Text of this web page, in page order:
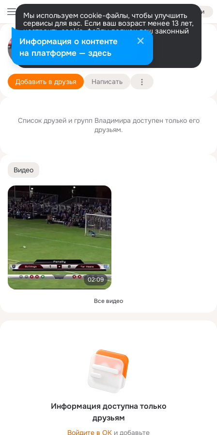
Войти
Мы используем cookie-файлы, чтобы улучшить
сервисы для вас. Если ваш возраст менее 13 лет,
настроить cookie-файлы должен ваш законный
представитель. Больше информации
Разрешить все Настроить
Владимир Кусиди
Москва 26 августа Подробнее
Добавить в друзья Написать
Видео
02:09
Все видео
Информация доступна только
друзьям
Войдите в ОК и добавьте
Список друзей и групп Владимира доступен только его
друзьям.
Информация о контенте
на платформе — здесь